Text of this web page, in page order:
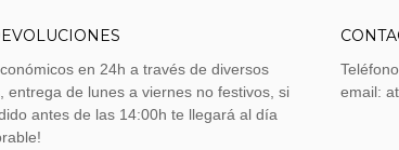
en 24h a través de diversos
entrega de lunes a viernes no festivos, si
antes de las 14:00h te llegará al día
email: